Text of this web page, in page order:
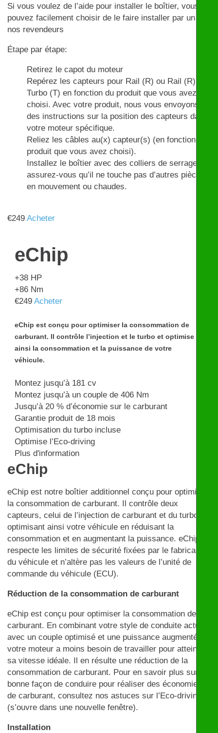
Si vous voulez de l’aide pour installer le boîtier, vous
pouvez facilement choisir de le faire installer par un de
nos revendeurs
Étape par étape:
Retirez le capot du moteur
Repérez les capteurs pour Rail (R) ou Rail (R) et
Turbo (T) en fonction du produit que vous avez
choisi. Avec votre produit, nous vous envoyons
des instructions sur la position des capteurs dans
votre moteur spécifique.
Reliez les câbles au(x) capteur(s) (en fonction du
produit que vous avez choisi).
Installez le boîtier avec des colliers de serrage et
assurez-vous qu’il ne touche pas d’autres pièces
en mouvement ou chaudes.
€249 Acheter
eChip
+38 HP
+86 Nm
€249 Acheter
eChip est conçu pour optimiser la consommation de
carburant. Il contrôle l’injection et le turbo et optimise
ainsi la consommation et la puissance de votre
véhicule.
Montez jusqu’à 181 cv
Montez jusqu’à un couple de 406 Nm
Jusqu’à 20 % d’économie sur le carburant
Garantie produit de 18 mois
Optimisation du turbo incluse
Optimise l’Eco-driving
Plus d'information
eChip
eChip est notre boîtier additionnel conçu pour optimiser
la consommation de carburant. Il contrôle deux
capteurs, celui de l’injection de carburant et du turbo,
optimisant ainsi votre véhicule en réduisant la
consommation et en augmentant la puissance. eChip
respecte les limites de sécurité fixées par le fabricant
du véhicule et n’altère pas les valeurs de l’unité de
commande du véhicule (ECU).
Réduction de la consommation de carburant
eChip est conçu pour optimiser la consommation de
carburant. En combinant votre style de conduite actuel
avec un couple optimisé et une puissance augmentée,
votre moteur a moins besoin de travailler pour atteindre
sa vitesse idéale. Il en résulte une réduction de la
consommation de carburant. Pour en savoir plus sur la
bonne façon de conduire pour réaliser des économies
de carburant, consultez nos astuces sur l’Eco-driving
(s’ouvre dans une nouvelle fenêtre).
Installation